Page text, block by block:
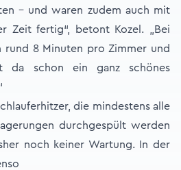
– und waren zudem auch mit
Zeit fertig“, betont Kozel. „Bei
rund 8 Minuten pro Zimmer und
da schon ein ganz schönes
die mindestens alle
durchgespült werden
noch keiner Wartung. In der